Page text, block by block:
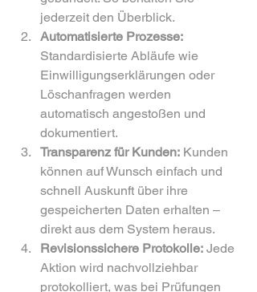
jederzeit den Überblick.
Automatisierte Prozesse:
Standardisierte Abläufe wie
Einwilligungserklärungen oder
Löschanfragen werden
automatisch angestoßen und
dokumentiert.
Transparenz für Kunden: Kunden
können auf Wunsch einfach und
schnell Auskunft über ihre
gespeicherten Daten erhalten –
direkt aus dem System heraus.
Revisionssichere Protokolle: Jede
Aktion wird nachvollziehbar
protokolliert, was bei Prüfungen